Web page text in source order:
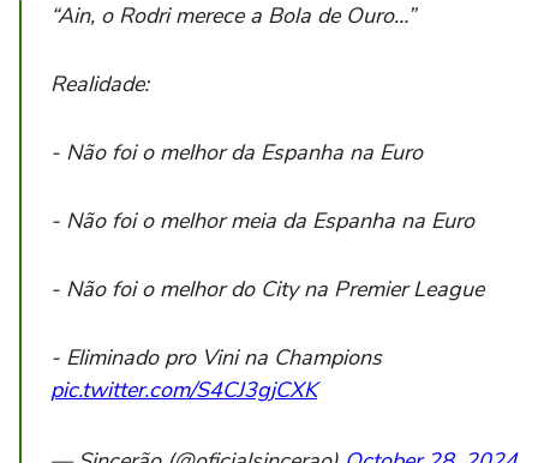
“Ain, o Rodri merece a Bola de Ouro…”
Realidade:
- Não foi o melhor da Espanha na Euro
- Não foi o melhor meia da Espanha na Euro
- Não foi o melhor do City na Premier League
- Eliminado pro Vini na Champions
pic.twitter.com/S4CJ3gjCXK